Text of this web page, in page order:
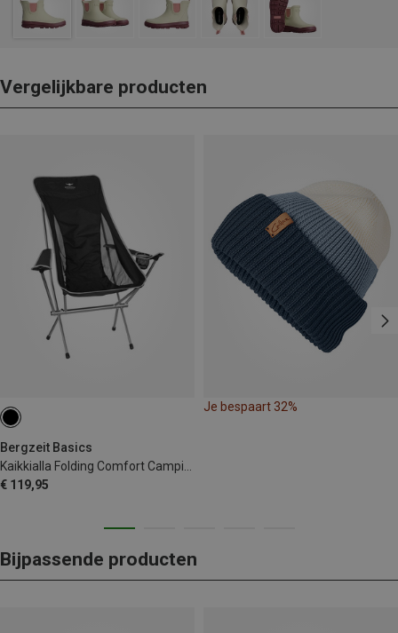
Vergelijkbare producten
Bergzeit Basics
€ 119,95
Je bespaart 32%
Bijpassende producten